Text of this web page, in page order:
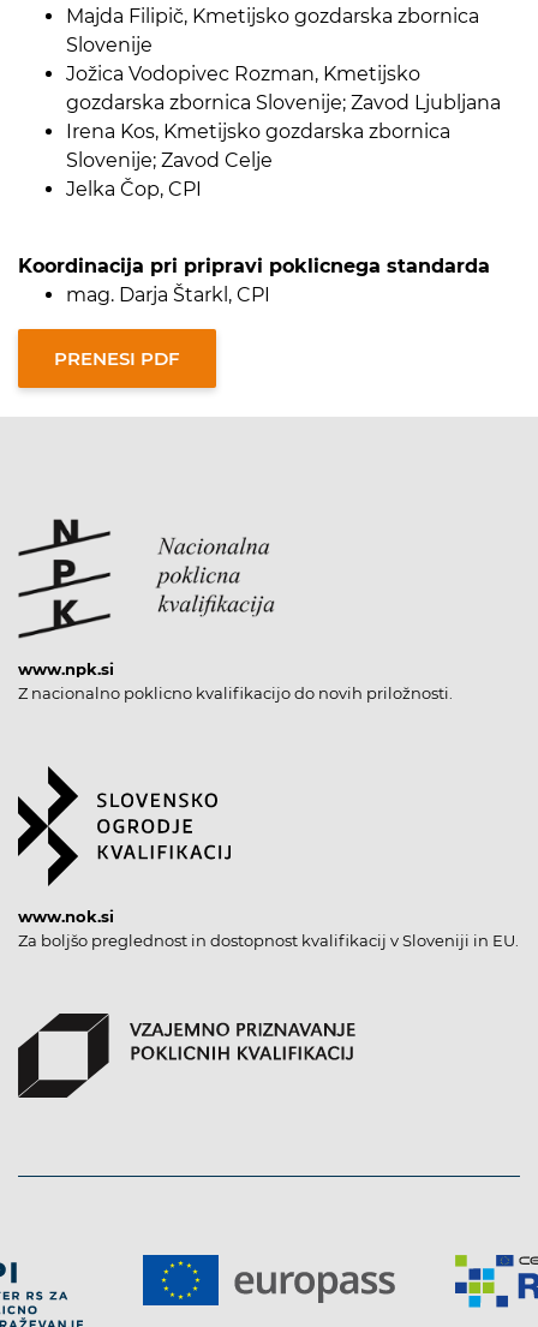
Majda Filipič, Kmetijsko gozdarska zbornica
Slovenije
Jožica Vodopivec Rozman, Kmetijsko
gozdarska zbornica Slovenije; Zavod Ljubljana
Irena Kos, Kmetijsko gozdarska zbornica
Slovenije; Zavod Celje
Jelka Čop, CPI
Koordinacija pri pripravi poklicnega standarda
mag. Darja Štarkl, CPI
www.npk.si
Z nacionalno poklicno kvalifikacijo do novih priložnosti.
www.nok.si
Za boljšo preglednost in dostopnost kvalifikacij v Sloveniji in EU.